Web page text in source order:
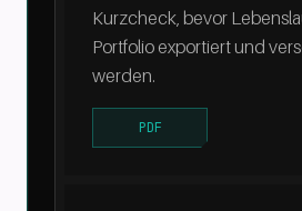
Kurzcheck, bevor
Portfolio exportiert und
werden.
PDF